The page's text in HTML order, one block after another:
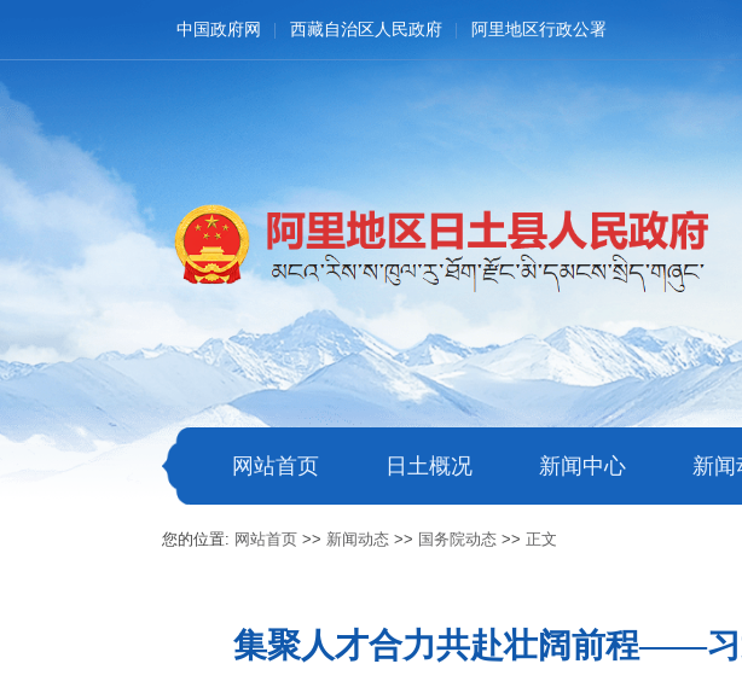
中国政府网 西藏自治区人民政府 阿里地区行政公署
网站首页 日土概况 新闻中心 新闻
您的位置: 网站首页 >> 新闻动态 >> 国务院动态 >>正文
集聚人才合力共赴壮阔前程——习